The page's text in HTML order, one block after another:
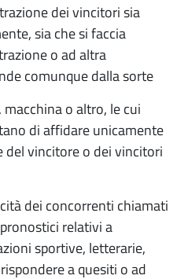
per l'estero
vendita
di atti
dei vincitori sia
sia che si faccia
o ad altra
comunque dalla sorte
o altro, le cui
di affidare unicamente
del vincitore o dei vincitori
dei concorrenti chiamati
relativi a
sportive, letterarie,
a quesiti o ad